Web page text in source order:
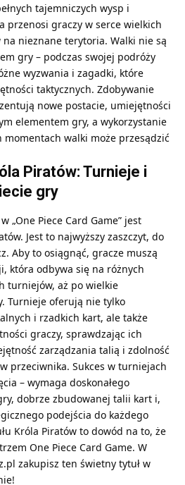
tajemniczych wysp i
przenosi graczy w serce wielkich
nieznane terytoria. Walki nie są
gry – podczas swojej podróży
wyzwania i zagadki, które
taktycznych. Zdobywanie
nowe postacie, umiejętności
elementem gry, a wykorzystanie
walki może przesądzić
Piratów: Turnieje i
gry
„One Piece Card Game” jest
Jest to najwyższy zaszczyt, do
Aby to osiągnąć, gracze muszą
która odbywa się na różnych
turniejów, aż po wielkie
Turnieje oferują nie tylko
i rzadkich kart, ale także
graczy, sprawdzając ich
zarządzania talią i zdolność
przeciwnika. Sukces w turniejach
– wymaga doskonałego
dobrze zbudowanej talii kart i,
podejścia do każdego
Króla Piratów to dowód na to, że
One Piece Card Game. W
zakupisz ten świetny tytuł w